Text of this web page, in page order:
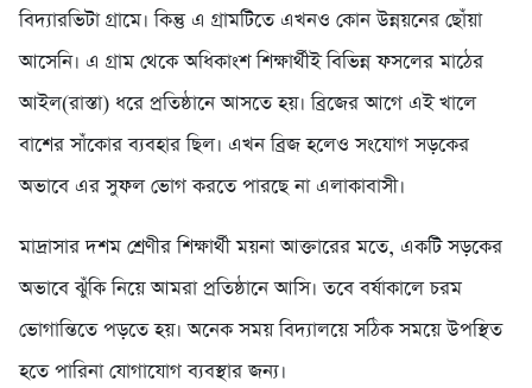
বিদ্যারভিটা গ্রামে। কিন্তু এ গ্রামটিতে এখনও কোন উন্নয়নের ছোঁয়া
আসেনি। এ গ্রাম থেকে অধিকাংশ শিক্ষার্থীই বিভিন্ন ফসলের মাঠের
আইল(রাস্তা) ধরে প্রতিষ্ঠানে আসতে হয়। ব্রিজের আগে এই খালে
বাশের সাঁকোর ব্যবহার ছিল। এখন ব্রিজ হলেও সংযোগ সড়কের
অভাবে এর সুফল ভোগ করতে পারছে না এলাকাবাসী।
মাদ্রাসার দশম শ্রেণীর শিক্ষার্থী ময়না আক্তারের মতে, একটি সড়কের
অভাবে ঝুঁকি নিয়ে আমরা প্রতিষ্ঠানে আসি। তবে বর্ষাকালে চরম
ভোগান্তিতে পড়তে হয়। অনেক সময় বিদ্যালয়ে সঠিক সময়ে উপস্থিত
হতে পারিনা যোগাযোগ ব্যবস্থার জন্য।